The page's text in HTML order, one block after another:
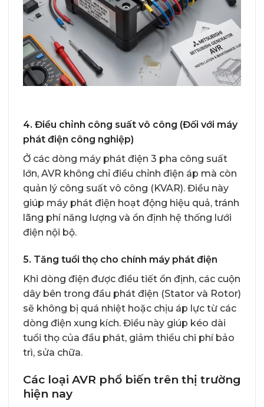
4. Điều chỉnh công suất vô công (Đối với máy
phát điện công nghiệp)
Ở các dòng máy phát điện 3 pha công suất
lớn, AVR không chỉ điều chỉnh điện áp mà còn
quản lý công suất vô công (KVAR). Điều này
giúp máy phát điện hoạt động hiệu quả, tránh
lãng phí năng lượng và ổn định hệ thống lưới
điện nội bộ.
5. Tăng tuổi thọ cho chính máy phát điện
Khi dòng điện được điều tiết ổn định, các cuộn
dây bên trong đầu phát điện (Stator và Rotor)
sẽ không bị quá nhiệt hoặc chịu áp lực từ các
dòng điện xung kích. Điều này giúp kéo dài
tuổi thọ của đầu phát, giảm thiểu chi phí bảo
trì, sửa chữa.
Các loại AVR phổ biến trên thị trường
hiện nay